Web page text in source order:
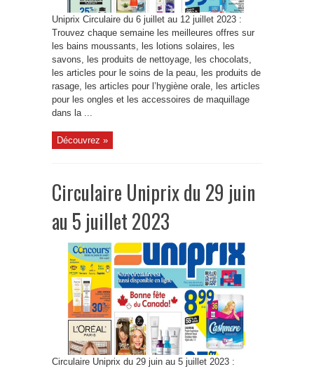
Uniprix Circulaire du 6 juillet au 12 juillet 2023 :
Trouvez chaque semaine les meilleures offres sur
les bains moussants, les lotions solaires, les
savons, les produits de nettoyage, les chocolats,
les articles pour le soins de la peau, les produits de
rasage, les articles pour l’hygiène orale, les articles
pour les ongles et les accessoires de maquillage
dans la ...
Découvrez »
Circulaire Uniprix du 29 juin
au 5 juillet 2023
Circulaire Uniprix du 29 juin au 5 juillet 2023 :